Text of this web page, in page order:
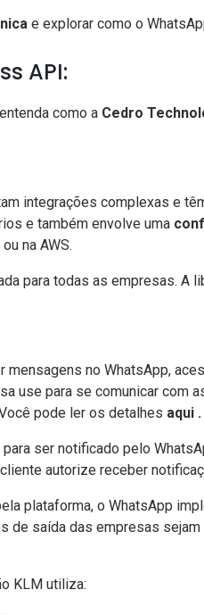
e explorar como o
API:
como a Cedro
integrações complexas e
e também envolve uma
na AWS.
para todas as empresas. A
no WhatsApp,
use para se comunicar com
pode ler os detalhes aqui .
para ser notificado pelo
autorize receber
plataforma, o WhatsApp
de saída das empresas
KLM utiliza: